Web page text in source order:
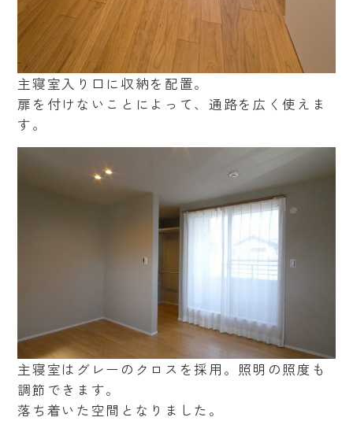
主寝室入り口に収納を配置。
扉を付けないことによって、通路を広く使えま
す。
主寝室はグレーのクロスを採用。照明の照度も
調節できます。
落ち着いた空間となりました。